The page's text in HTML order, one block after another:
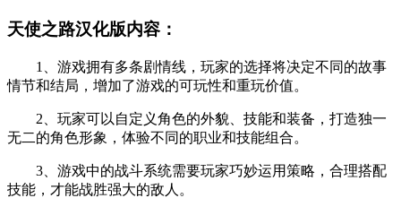
天使之路汉化版内容：
1、游戏拥有多条剧情线，玩家的选择将决定不同的故事
情节和结局，增加了游戏的可玩性和重玩价值。
2、玩家可以自定义角色的外貌、技能和装备，打造独一
无二的角色形象，体验不同的职业和技能组合。
3、游戏中的战斗系统需要玩家巧妙运用策略，合理搭配
技能，才能战胜强大的敌人。